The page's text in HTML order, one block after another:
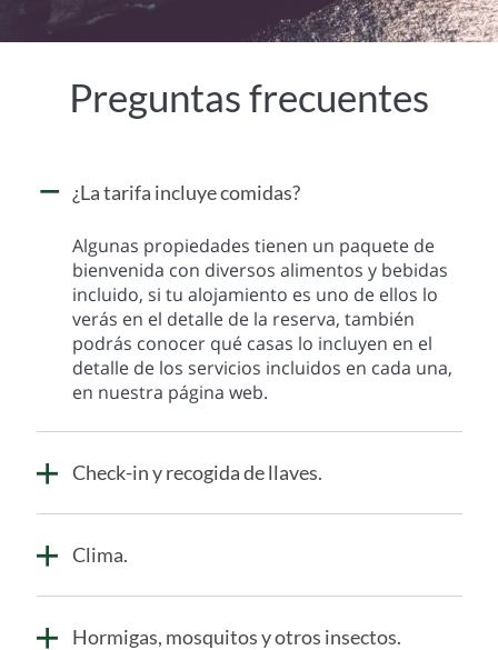
Preguntas frecuentes
¿La tarifa incluye comidas?
Algunas propiedades tienen un paquete de
bienvenida con diversos alimentos y bebidas
incluido, si tu alojamiento es uno de ellos lo
verás en el detalle de la reserva, también
podrás conocer qué casas lo incluyen en el
detalle de los servicios incluidos en cada una,
en nuestra página web.
Check-in y recogida de llaves.
Clima.
Hormigas, mosquitos y otros insectos.